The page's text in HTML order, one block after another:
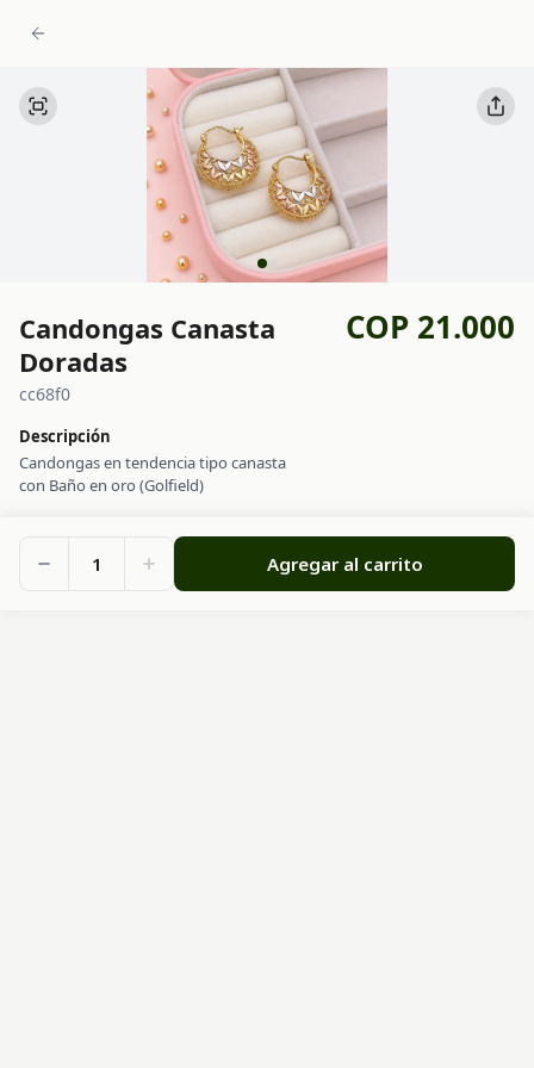
Candongas Canasta
Doradas
COP 21.000
cc68f0
Descripción
Candongas en tendencia tipo canasta
con Baño en oro (Golfield)
1 Agregar al carrito